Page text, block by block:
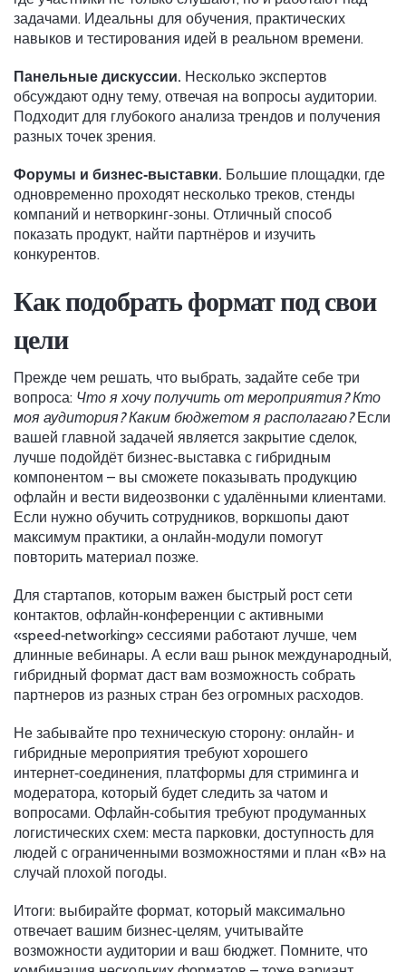
задачами. Идеальны для обучения, практических
навыков и тестирования идей в реальном времени.
Панельные дискуссии. Несколько экспертов
обсуждают одну тему, отвечая на вопросы аудитории.
Подходит для глубокого анализа трендов и получения
разных точек зрения.
Форумы и бизнес‑выставки. Большие площадки, где
одновременно проходят несколько треков, стенды
компаний и нетворкинг‑зоны. Отличный способ
показать продукт, найти партнёров и изучить
конкурентов.
Как подобрать формат под свои
цели
Прежде чем решать, что выбрать, задайте себе три
вопроса: Что я хочу получить от мероприятия? Кто
моя аудитория? Каким бюджетом я располагаю?Если
вашей главной задачей является закрытие сделок,
лучше подойдёт бизнес‑выставка с гибридным
компонентом – вы сможете показывать продукцию
офлайн и вести видеозвонки с удалёнными клиентами.
Если нужно обучить сотрудников, воркшопы дают
максимум практики, а онлайн‑модули помогут
повторить материал позже.
Для стартапов, которым важен быстрый рост сети
контактов, офлайн‑конференции с активными
«speed‑networking» сессиями работают лучше, чем
длинные вебинары. А если ваш рынок международный,
гибридный формат даст вам возможность собрать
партнеров из разных стран без огромных расходов.
Не забывайте про техническую сторону: онлайн‑ и
гибридные мероприятия требуют хорошего
интернет‑соединения, платформы для стриминга и
модератора, который будет следить за чатом и
вопросами. Офлайн‑события требуют продуманных
логистических схем: места парковки, доступность для
людей с ограниченными возможностями и план «B» на
случай плохой погоды.
Итоги: выбирайте формат, который максимально
отвечает вашим бизнес‑целям, учитывайте
возможности аудитории и ваш бюджет. Помните, что